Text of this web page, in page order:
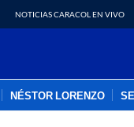
NOTICIAS CARACOL EN VIVO
NÉSTOR LORENZO